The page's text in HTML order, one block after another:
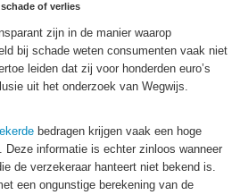
schade of verlies
zijn in de manier waarop
bij schade weten consumenten vaak niet
leiden dat zij voor honderden euro’s
uit het onderzoek van Wegwijs.
bedragen krijgen vaak een hoge
Deze informatie is echter zinloos wanneer
de verzekeraar hanteert niet bekend is.
een ongunstige berekening van de